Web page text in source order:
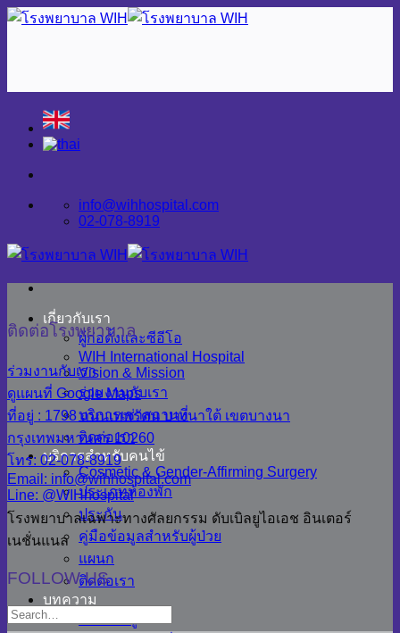
Skip
info@wihhospital.com
02-078-8919
เกี่ยวกับเรา
ผู้ก่อตั้งและซีอีโอ
WIH International Hospital
Vision & Mission
ร่วมงานกับเรา
บริการเช่าสถานที่
ติดต่อเรา
บริการสำหรับคนไข้
Cosmetic & Gender-Affirming Surgery
ประเภทห้องพัก
ประกัน
คู่มือข้อมูลสำหรับผู้ป่วย
แผนก
ติดต่อเรา
บทความ
ติดต่อโรงพยาบาล
ร่วมงานกับเรา
ดูแผนที่ Google Maps
ที่อยู่ : 1798 ถนนเทพรัตน บางนาใต้ เขตบางนา
กรุงเทพมหานคร 10260
โทร: 02-078-8919
Email: info@wihhospital.com
Line: @WIHhospital
โรงพยาบาลเฉพาะทางศัลยกรรม ดับเบิลยูไอเอช อินเตอร์
เนชั่นแนล
FOLLOW US